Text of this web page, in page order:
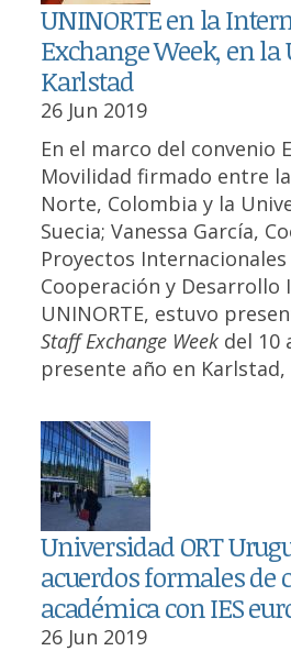
UNINORTE en la
Exchange Week, en
Karlstad
26 Jun 2019
En el marco del convenio
Movilidad firmado entre
Norte, Colombia y la
Suecia; Vanessa García,
Proyectos
Cooperación y Desarrollo
UNINORTE, estuvo
Staff Exchange Week del 10
presente año en Karlstad,
Universidad ORT
acuerdos formales de
académica con IES
26 Jun 2019